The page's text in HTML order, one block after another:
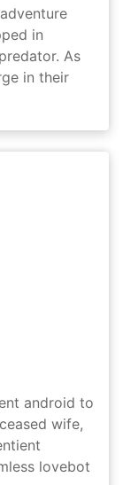
in
As
in their
android to
wife,
lovebot